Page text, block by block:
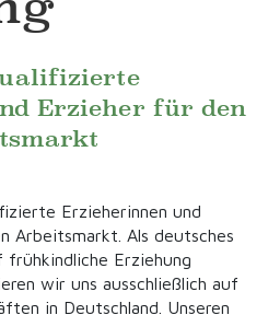
Erzieher für den
Erzieherinnen und
Arbeitsmarkt. Als deutsches
frühkindliche Erziehung
wir uns ausschließlich auf
in Deutschland. Unseren